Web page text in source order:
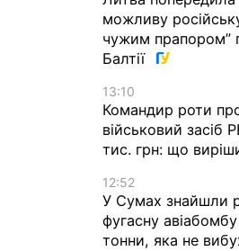
можливу
чужим прапором”
Балтії
13:10
Командир роти
військовий засіб
тис. грн: що
12:52
У Сумах знайшли
фугасну
тонни, яка не